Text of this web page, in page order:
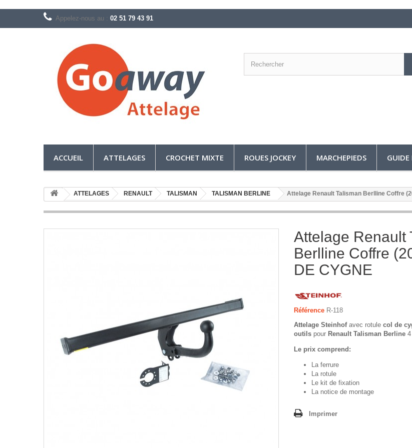
Appelez-nous au : 02 51 79 43 91
ACCUEIL ATTELAGES CROCHET MIXTE ROUES JOCKEY MARCHEPIEDS
ATTELAGES RENAULT TALISMAN TALISMAN BERLINE Attelage Renault Talisman Berlline Coffre
Attelage Renault
Berlline Coffre
DE CYGNE
Référence R-118
Attelage Steinhofavec rotule col de
outils pour Renault Talisman Berline
Le prix comprend:
La ferrure
La rotule
Le kit de fixation
La notice de montage
Imprimer